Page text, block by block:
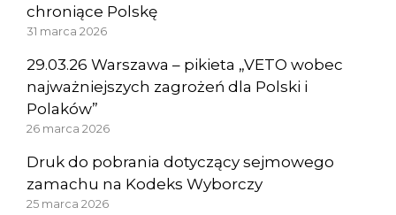
chroniące Polskę
31 marca 2026
29.03.26 Warszawa – pikieta „VETO wobec
najważniejszych zagrożeń dla Polski i
Polaków”
26 marca 2026
Druk do pobrania dotyczący sejmowego
zamachu na Kodeks Wyborczy
25 marca 2026